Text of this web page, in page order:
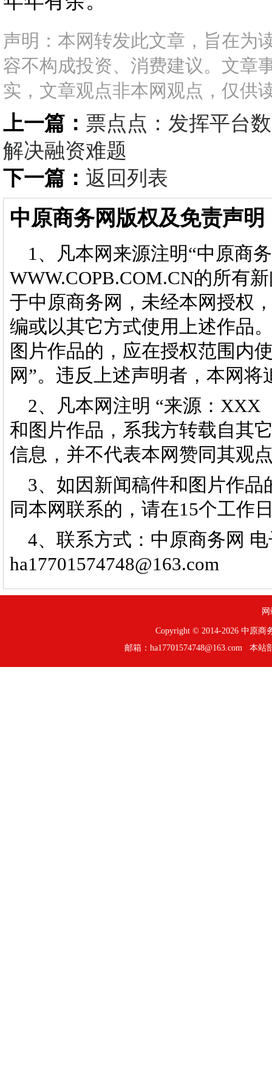
声明：本网转发此文章，旨在为
容不构成投资、消费建议。文章
实，文章观点非本网观点，仅供
上一篇： 票点点：发挥平台
解决融资难题
下一篇： 返回列表
中原商务网版权及免责声明
1、凡本网来源注明“中原商
WWW.COPB.COM.CN的所有
于中原商务网，未经本网授权
编或以其它方式使用上述作品
图片作品的，应在授权范围内
网”。违反上述声明者，本网
2、凡本网注明 “来源：XXX
和图片作品，系我方转载自其
信息，并不代表本网赞同其观
3、如因新闻稿件和图片作
同本网联系的，请在15个工作
4、联系方式：中原商务网
ha17701574748@163.com
Copyright © 2014-2026 中原商
邮箱：ha17701574748@163.com 本